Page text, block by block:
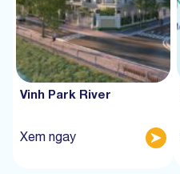
Vinh Park River
Xem ngay